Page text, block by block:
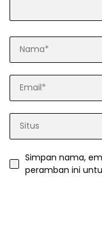
Simpan nama,
peramban ini